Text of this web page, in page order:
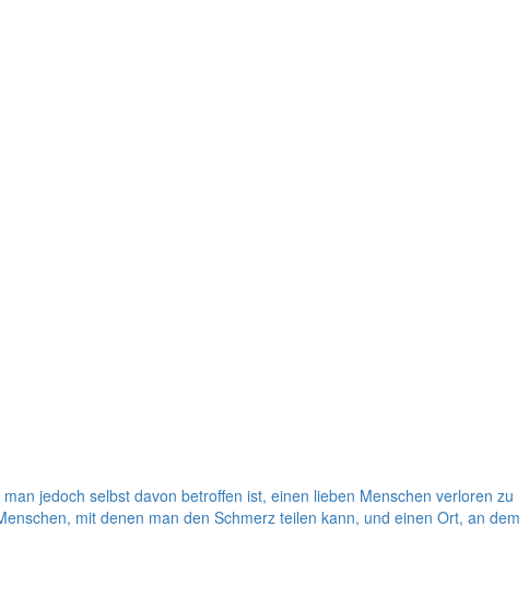
jedoch selbst davon betroffen ist, einen lieben Menschen verloren zu
mit denen man den Schmerz teilen kann, und einen Ort, an dem